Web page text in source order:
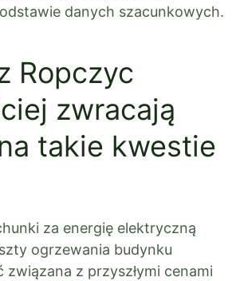
danych szacunkowych.
Ropczyc
zwracają
takie kwestie
za energię elektryczną
ogrzewania budynku
związana z przyszłymi cenami